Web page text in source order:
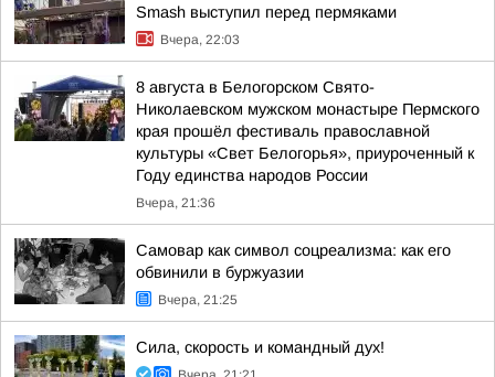
Smash выступил перед пермяками
Вчера, 22:03
8 августа в Белогорском Свято-
Николаевском мужском монастыре Пермского
края прошёл фестиваль православной
культуры «Свет Белогорья», приуроченный к
Году единства народов России
Вчера, 21:36
Самовар как символ соцреализма: как его
обвинили в буржуазии
Вчера, 21:25
Сила, скорость и командный дух!